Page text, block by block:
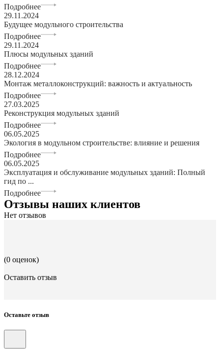
Подробнее
29.11.2024
Будущее модульного строительства
Подробнее
29.11.2024
Плюсы модульных зданий
Подробнее
28.12.2024
Монтаж металлоконструкций: важность и актуальность
Подробнее
27.03.2025
Реконструкция модульных зданий
Подробнее
06.05.2025
Экология в модульном строительстве: влияние и решения
Подробнее
06.05.2025
Эксплуатация и обслуживание модульных зданий: Полный
гид по ...
Подробнее
Отзывы наших клиентов
Нет отзывов
(0 оценок)
Оставить отзыв
Оставьте отзыв